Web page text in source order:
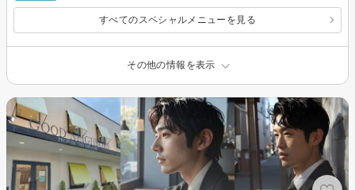
すべてのスペシャルメニューを見る
その他の情報を表示